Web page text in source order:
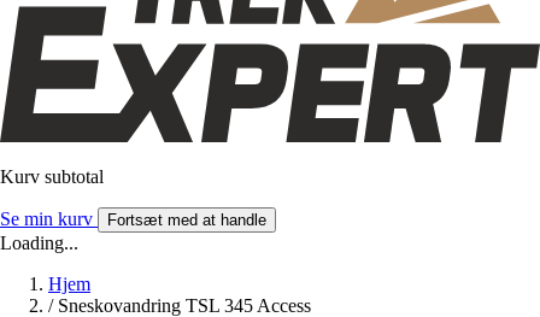
Kurv subtotal
Se min kurv Fortsæt med at handle
Loading...
Hjem
/ Sneskovandring TSL 345 Access